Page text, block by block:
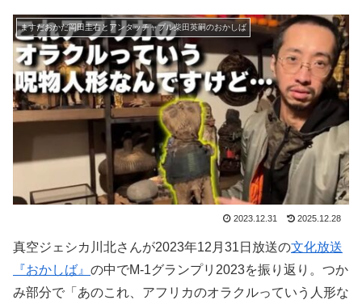
ますだおかだ岡田圭右とアンタッチャブル柴田英嗣のおかしば
2023.12.31 2025.12.28
真空ジェシカ川北さんが2023年12月31日放送の文化放送
『おかしば』 の中でM-1グランプリ2023を振り返り。つか
み部分で「あのこれ、アフリカのオラクルっていう人形な